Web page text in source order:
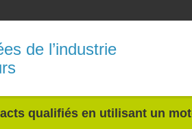
de l’industrie
qualifiés en utilisant un